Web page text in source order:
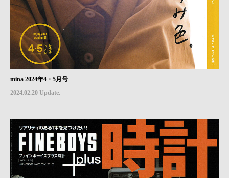
mina 2024年4・5月号
2024.02.20 Update.